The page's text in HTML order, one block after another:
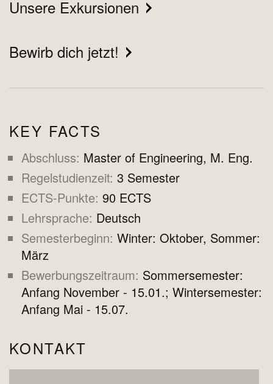
Unsere Exkursionen
Bewirb dich jetzt!
KEY FACTS
Abschluss Master of Engineering, M. Eng.
Regelstudienzeit 3 Semester
ECTS-Punkte 90 ECTS
Lehrsprache Deutsch
Semesterbeginn Winter: Oktober, Sommer:
März
Bewerbungszeitraum Sommersemester:
Anfang November - 15.01.; Wintersemester:
Anfang Mai - 15.07.
KONTAKT